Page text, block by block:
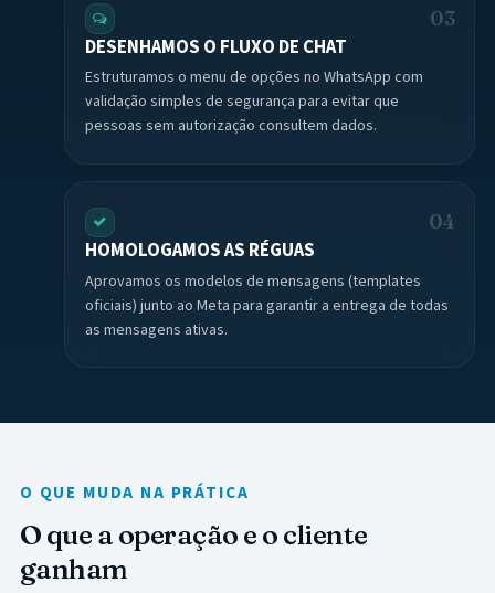
03
DESENHAMOS O FLUXO DE CHAT
Estruturamos o menu de opções no WhatsApp com
validação simples de segurança para evitar que
pessoas sem autorização consultem dados.
04
HOMOLOGAMOS AS RÉGUAS
Aprovamos os modelos de mensagens (templates
oficiais) junto ao Meta para garantir a entrega de todas
as mensagens ativas.
O QUE MUDA NA PRÁTICA
O que a operação e o cliente
ganham